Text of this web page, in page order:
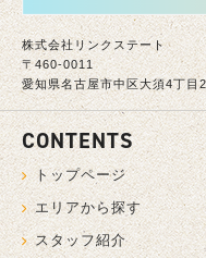
CONTENTS
トップページ
エリアから探す
スタッフ紹介
株式会社リンクステート
〒460-0011
愛知県名古屋市中区大須4丁目